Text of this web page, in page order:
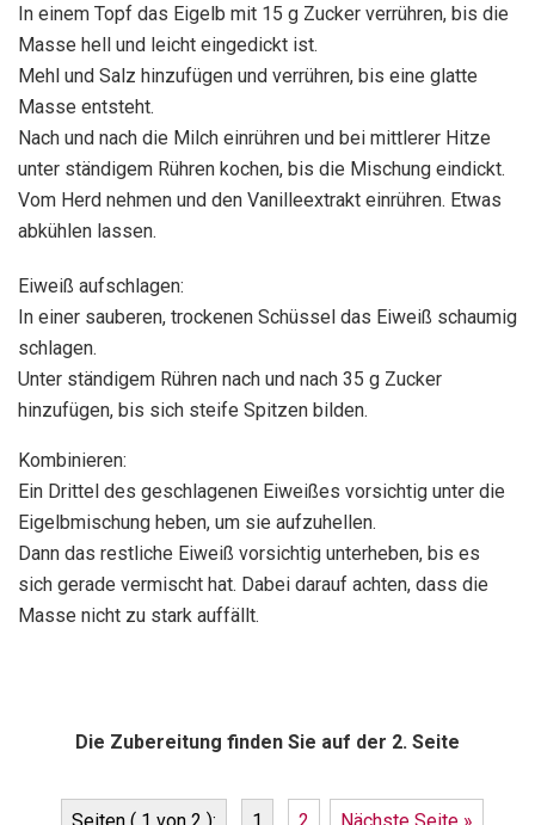
In einem Topf das Eigelb mit 15 g Zucker verrühren, bis die
Masse hell und leicht eingedickt ist.
Mehl und Salz hinzufügen und verrühren, bis eine glatte
Masse entsteht.
Nach und nach die Milch einrühren und bei mittlerer Hitze
unter ständigem Rühren kochen, bis die Mischung eindickt.
Vom Herd nehmen und den Vanilleextrakt einrühren. Etwas
abkühlen lassen.
Eiweiß aufschlagen:
In einer sauberen, trockenen Schüssel das Eiweiß schaumig
schlagen.
Unter ständigem Rühren nach und nach 35 g Zucker
hinzufügen, bis sich steife Spitzen bilden.
Kombinieren:
Ein Drittel des geschlagenen Eiweißes vorsichtig unter die
Eigelbmischung heben, um sie aufzuhellen.
Dann das restliche Eiweiß vorsichtig unterheben, bis es
sich gerade vermischt hat. Dabei darauf achten, dass die
Masse nicht zu stark auffällt.
Die Zubereitung finden Sie auf der 2. Seite
Seiten ( 1 von 2 ): 1 2 Nächste Seite »